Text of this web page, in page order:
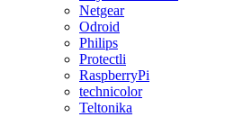
Netgear
Odroid
Philips
Protectli
RaspberryPi
technicolor
Teltonika